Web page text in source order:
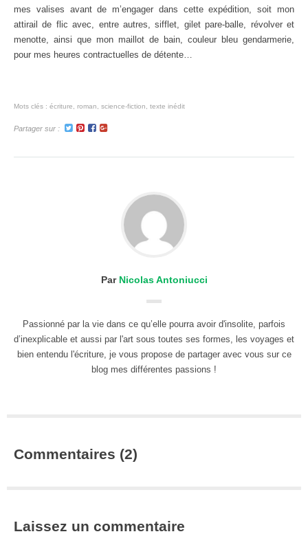
mes valises avant de m’engager dans cette expédition, soit mon
attirail de flic avec, entre autres, sifflet, gilet pare-balle, révolver et
menotte, ainsi que mon maillot de bain, couleur bleu gendarmerie,
pour mes heures contractuelles de détente…
Mots clés : écriture, roman, science-fiction, texte inédit
Partager sur :
Par Nicolas Antoniucci
Passionné par la vie dans ce qu’elle pourra avoir d'insolite, parfois
d’inexplicable et aussi par l'art sous toutes ses formes, les voyages et
bien entendu l'écriture, je vous propose de partager avec vous sur ce
blog mes différentes passions !
Commentaires (2)
Laissez un commentaire